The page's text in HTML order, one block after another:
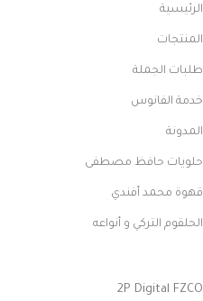
الرئيسية
المنتجات
طلبات الجملة
خدمة الفانوس
المدونة
حلويات حافظ مصطفى
قهوة محمد أفندي
الحلقوم التركي و أنواعه
2P Digital FZCO